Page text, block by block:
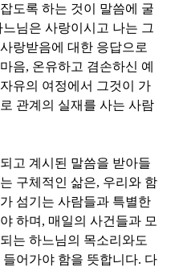
도록 하는 것이 말씀에 굴
느님은 사랑이시고 나는 그
랑받음에 대한 응답으로
음, 온유하고 겸손하신 예
유의 여정에서 그것이 가
관계의 실재를 사는 사람
고 계시된 말씀을 받아들
구체적인 삶은, 우리와 함
섬기는 사람들과 특별한
하며 , 매일의 사건들과 모
는 하느님의 목소리와도
어가야 함을 뜻합니다. 다